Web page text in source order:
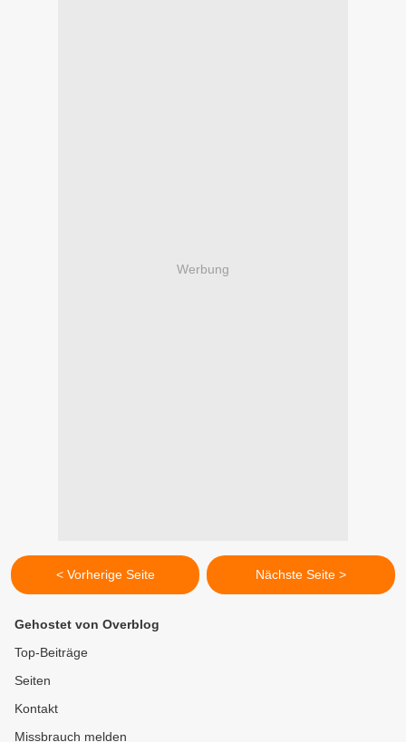
Werbung
< Vorherige Seite Nächste Seite >
Gehostet von Overblog
Top-Beiträge
Seiten
Kontakt
Missbrauch melden